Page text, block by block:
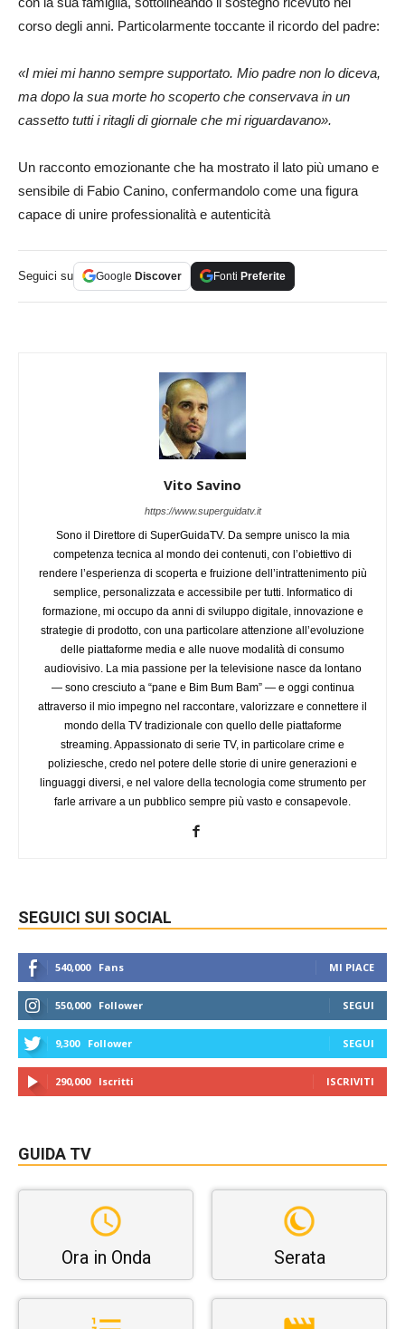
corso degli anni. Particolarmente toccante il ricordo del padre:
«I miei mi hanno sempre supportato. Mio padre non lo diceva,
ma dopo la sua morte ho scoperto che conservava in un
cassetto tutti i ritagli di giornale che mi riguardavano».
Un racconto emozionante che ha mostrato il lato più umano e
sensibile di Fabio Canino, confermandolo come una figura
capace di unire professionalità e autenticità
Seguici su Google Discover Fonti Preferite
Vito Savino
https://www.superguidatv.it
Sono il Direttore di SuperGuidaTV. Da sempre unisco la mia
competenza tecnica al mondo dei contenuti, con l’obiettivo di
rendere l’esperienza di scoperta e fruizione dell’intrattenimento più
semplice, personalizzata e accessibile per tutti. Informatico di
formazione, mi occupo da anni di sviluppo digitale, innovazione e
strategie di prodotto, con una particolare attenzione all’evoluzione
delle piattaforme media e alle nuove modalità di consumo
audiovisivo. La mia passione per la televisione nasce da lontano
— sono cresciuto a “pane e Bim Bum Bam” — e oggi continua
attraverso il mio impegno nel raccontare, valorizzare e connettere il
mondo della TV tradizionale con quello delle piattaforme
streaming. Appassionato di serie TV, in particolare crime e
poliziesche, credo nel potere delle storie di unire generazioni e
linguaggi diversi, e nel valore della tecnologia come strumento per
farle arrivare a un pubblico sempre più vasto e consapevole.
SEGUICI SUI SOCIAL
540,000 Fans MI PIACE
550,000 Follower SEGUI
9,300 Follower SEGUI
290,000 Iscritti ISCRIVITI
GUIDA TV
Ora in Onda Serata